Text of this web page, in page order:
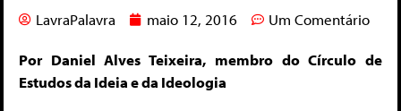
LavraPalavra maio 12, 2016 Um Comentário
Por Daniel Alves Teixeira, membro do Círculo de
Estudos da Ideia e da Ideologia